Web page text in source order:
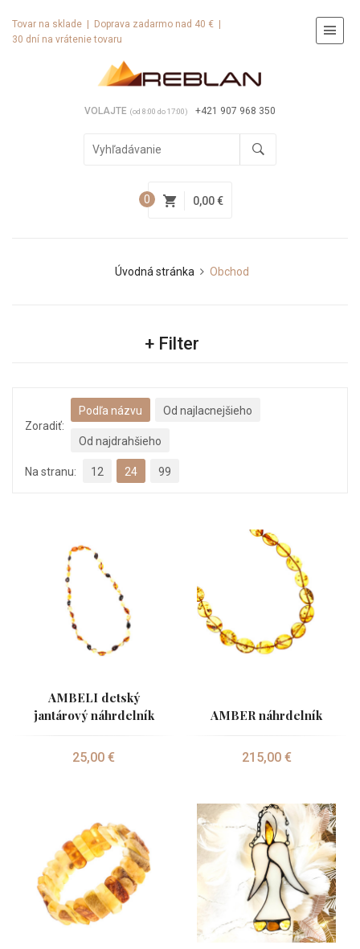
Tovar na sklade | Doprava zadarmo nad 40 € |
30 dní na vrátenie tovaru
VOLAJTE (od 8:00 do 17:00) +421 907 968 350
0,00 €
0
Úvodná stránka Obchod
+ Filter
Zoradiť:
Podľa názvu Od najlacnejšieho
Od najdrahšieho
Na stranu: 12 24 99
AMBELI detský
jantárový náhrdelník
25,00 €
AMBER náhrdelník
215,00 €